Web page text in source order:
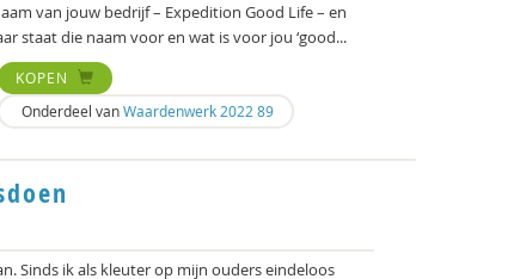
van jouw bedrijf – Expedition Good Life – en
staat die naam voor en wat is voor jou ‘good...
KOPEN
Onderdeel vanWaardenwerk 2022 89
Sinds ik als kleuter op mijn ouders eindeloos